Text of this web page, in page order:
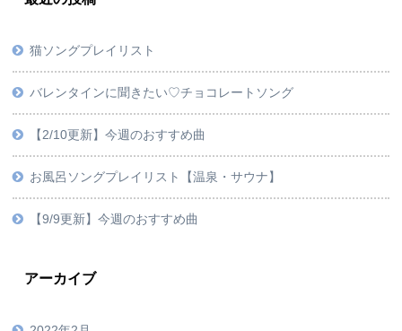
猫ソングプレイリスト
バレンタインに聞きたい♡チョコレートソング
【2/10更新】今週のおすすめ曲
お風呂ソングプレイリスト【温泉・サウナ】
【9/9更新】今週のおすすめ曲
アーカイブ